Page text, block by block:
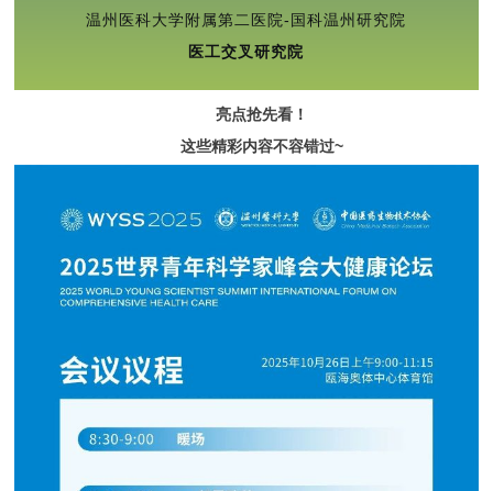
温州医科大学附属第二医院-国科温州研究院
医工交叉研究院
亮点抢先看！
这些精彩内容不容错过~